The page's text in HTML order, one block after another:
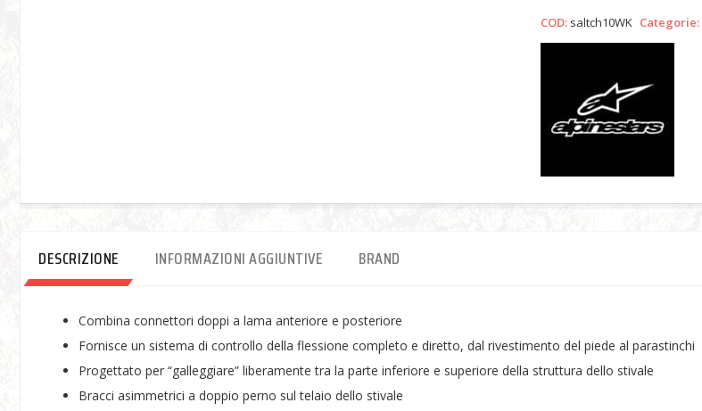
COD: saltch10WK Categorie:
DESCRIZIONE INFORMAZIONI AGGIUNTIVE BRAND
Combina connettori doppi a lama anteriore e posteriore
Fornisce un sistema di controllo della flessione completo e diretto, dal rivestimento del piede al parastinchi
Progettato per “galleggiare” liberamente tra la parte inferiore e superiore della struttura dello stivale
Bracci asimmetrici a doppio perno sul telaio dello stivale